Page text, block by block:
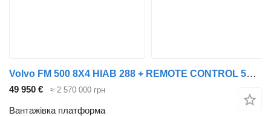
Volvo FM 500 8X4 HIAB 288 + REMOTE CONTROL 5TH + 6TH FUNCTION
49 950 € ≈ 2 570 000 грн
Вантажівка платформа